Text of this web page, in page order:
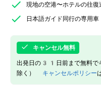
現地の空港〜ホテルの往
日本語ガイド同行の専
キャンセル無料
出発日の31日前まで無料で
除く） キャンセルポリシー